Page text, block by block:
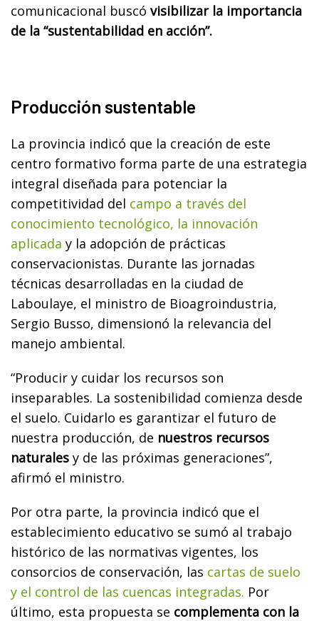
comunicacional buscó visibilizar la importancia
de la “sustentabilidad en acción”.
Producción sustentable
La provincia indicó que la creación de este
centro formativo forma parte de una estrategia
integral diseñada para potenciar la
competitividad del campo a través del
conocimiento tecnológico, la innovación
aplicada y la adopción de prácticas
conservacionistas. Durante las jornadas
técnicas desarrolladas en la ciudad de
Laboulaye, el ministro de Bioagroindustria,
Sergio Busso, dimensionó la relevancia del
manejo ambiental.
“Producir y cuidar los recursos son
inseparables. La sostenibilidad comienza desde
el suelo. Cuidarlo es garantizar el futuro de
nuestra producción, de nuestros recursos
naturales y de las próximas generaciones”,
afirmó el ministro.
Por otra parte, la provincia indicó que el
establecimiento educativo se sumó al trabajo
histórico de las normativas vigentes, los
consorcios de conservación, las cartas de suelo
y el control de las cuencas integradas. Por
último, esta propuesta se complementa con la